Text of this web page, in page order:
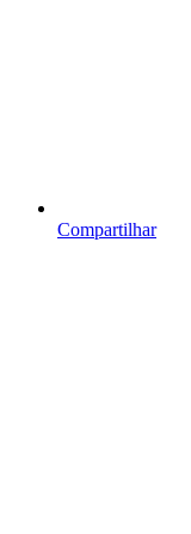
Compartilhar